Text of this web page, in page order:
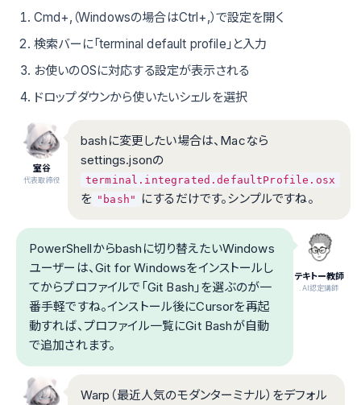
Cmd+,（Windowsの場合はCtrl+,）で設定を開く
検索バーに「terminal default profile」と入力
お使いのOSに対応する設定が表示される
ドロップダウンから使いたいシェルを選択
室谷
代表取締役
bashに変更したい場合は、Macなら
settings.jsonの
terminal.integrated.defaultProfile.osx
を "bash" にするだけです。シンプルですね。
テキトー教師
.AI認定講師
PowerShellからbashに切り替えたいWindows
ユーザーは、Git for Windowsをインストールし
てからプロファイルで「Git Bash」を選ぶのが一
番手軽ですね。インストール後にCursorを再起
動すれば、プロファイル一覧にGit Bashが自動
で追加されます。
Warp（最近人気のモダンターミナル）をデフォル